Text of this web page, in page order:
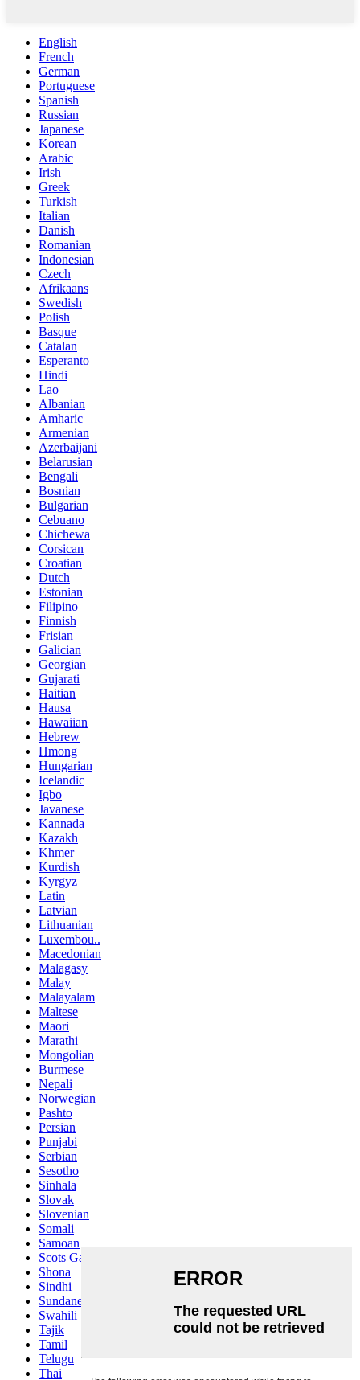
English
French
German
Portuguese
Spanish
Russian
Japanese
Korean
Arabic
Irish
Greek
Turkish
Italian
Danish
Romanian
Indonesian
Czech
Afrikaans
Swedish
Polish
Basque
Catalan
Esperanto
Hindi
Lao
Albanian
Amharic
Armenian
Azerbaijani
Belarusian
Bengali
Bosnian
Bulgarian
Cebuano
Chichewa
Corsican
Croatian
Dutch
Estonian
Filipino
Finnish
Frisian
Galician
Georgian
Gujarati
Haitian
Hausa
Hawaiian
Hebrew
Hmong
Hungarian
Icelandic
Igbo
Javanese
Kannada
Kazakh
Khmer
Kurdish
Kyrgyz
Latin
Latvian
Lithuanian
Luxembou..
Macedonian
Malagasy
Malay
Malayalam
Maltese
Maori
Marathi
Mongolian
Burmese
Nepali
Norwegian
Pashto
Persian
Punjabi
Serbian
Sesotho
Sinhala
Slovak
Slovenian
Somali
Samoan
Scots Gaelic
Shona
Sindhi
Sundanese
Swahili
Tajik
Tamil
Telugu
Thai